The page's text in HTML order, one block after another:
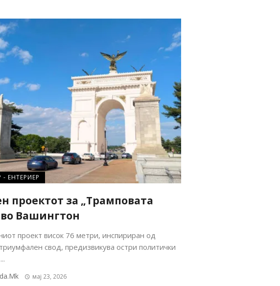
- ЕНТЕРИЕР
проектот за „Трамповата
во Вашингтон
проект висок 76 метри, инспириран од
свод, предизвикува остри политички
мај 23, 2026